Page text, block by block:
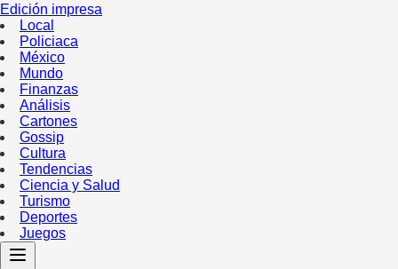
Edición impresa
Local
Policiaca
México
Mundo
Finanzas
Análisis
Cartones
Gossip
Cultura
Tendencias
Ciencia y Salud
Turismo
Deportes
Juegos